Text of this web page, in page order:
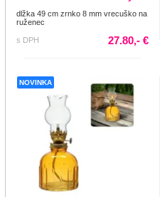
dlžka 49 cm zrnko 8 mm vrecuško na
ruženec
s DPH 27.80,- €
NOVINKA